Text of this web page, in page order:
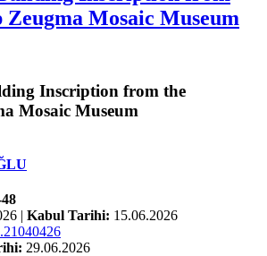
Zeugma Mosaic Museum
Inscription from the
Mosaic Museum
| Kabul Tarihi: 15.06.2026
29.06.2026